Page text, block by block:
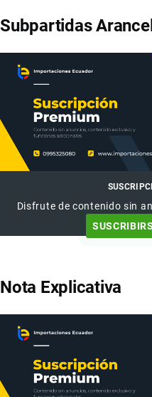
Subpartidas
Disfrute de contenido sin
Nota Explicativa